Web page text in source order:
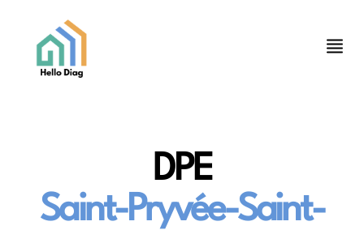
DPE
Saint-Pryvée-Saint-